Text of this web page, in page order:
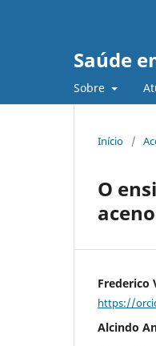
Saúde
Sobre
Início /
O
Frederico
https://
Alcindo